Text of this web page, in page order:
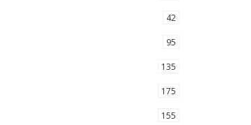
42
95
135
175
155